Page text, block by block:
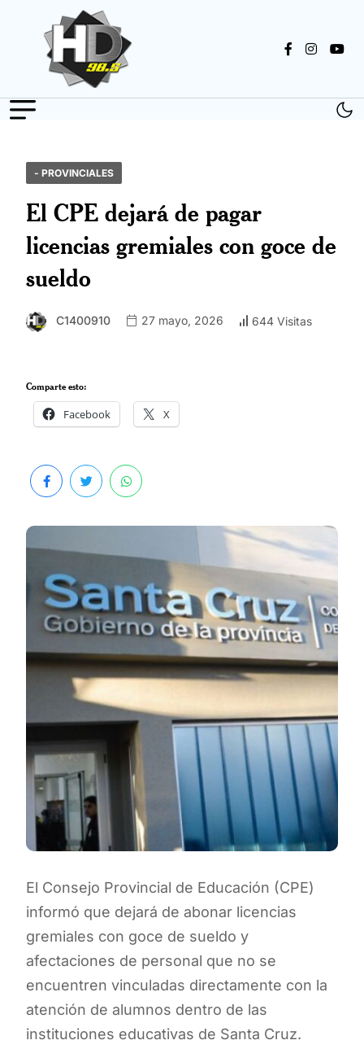
- PROVINCIALES
El CPE dejará de pagar
licencias gremiales con goce de
sueldo
C1400910 27 mayo, 2026 644 Visitas
Comparte esto:
Facebook X
El Consejo Provincial de Educación (CPE)
informó que dejará de abonar licencias
gremiales con goce de sueldo y
afectaciones de personal que no se
encuentren vinculadas directamente con la
atención de alumnos dentro de las
instituciones educativas de Santa Cruz.